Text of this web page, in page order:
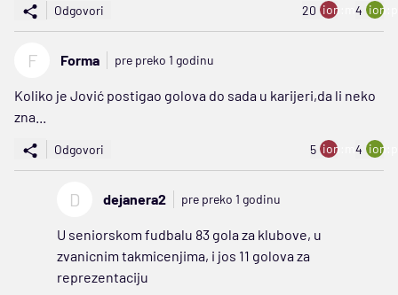
Odgovori 20 ion:minus
4
F Forma pre preko 1 godinu
Koliko je Jović postigao golova do sada u karijeri,da li neko
zna...
Odgovori 5 ion:minus
4
D dejanera2 pre preko 1 godinu
U seniorskom fudbalu 83 gola za klubove, u
zvanicnim takmicenjima, i jos 11 golova za
reprezentaciju